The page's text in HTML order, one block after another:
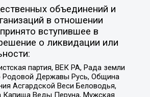
объединений и
в отношении
вступившее в
о ликвидации или
партия, ВЕК РА, Рада земли
Родовой Державы Русь, Община
Асгардской Веси Беловодья,
Капища Веды Перуна, Мужская